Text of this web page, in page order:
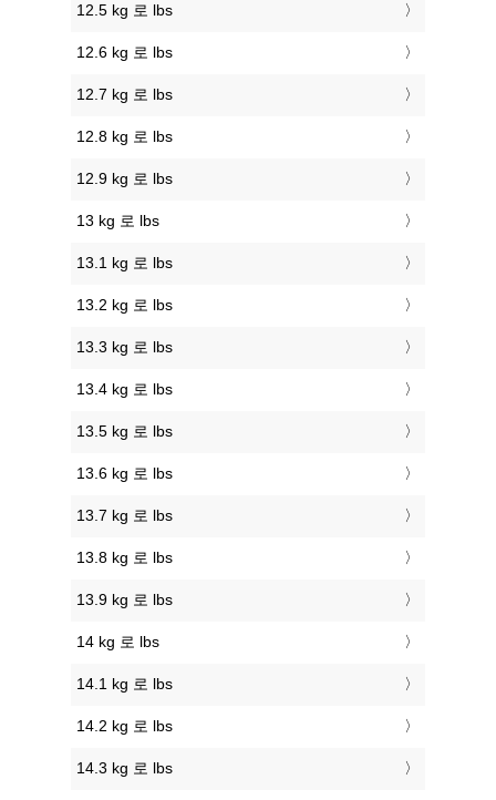
12.5 kg 로 lbs
12.6 kg 로 lbs
12.7 kg 로 lbs
12.8 kg 로 lbs
12.9 kg 로 lbs
13 kg 로 lbs
13.1 kg 로 lbs
13.2 kg 로 lbs
13.3 kg 로 lbs
13.4 kg 로 lbs
13.5 kg 로 lbs
13.6 kg 로 lbs
13.7 kg 로 lbs
13.8 kg 로 lbs
13.9 kg 로 lbs
14 kg 로 lbs
14.1 kg 로 lbs
14.2 kg 로 lbs
14.3 kg 로 lbs